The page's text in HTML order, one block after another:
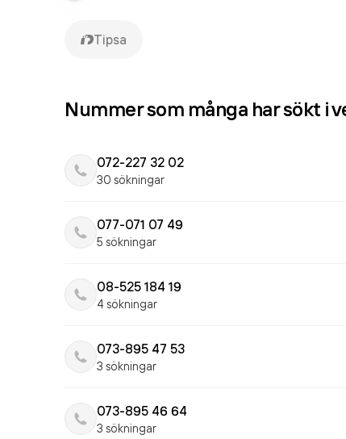
Tipsa
Nummer som många har sökt i
072-227 32 02
30 sökningar
077-071 07 49
5 sökningar
08-525 184 19
4 sökningar
073-895 47 53
3 sökningar
073-895 46 64
3 sökningar